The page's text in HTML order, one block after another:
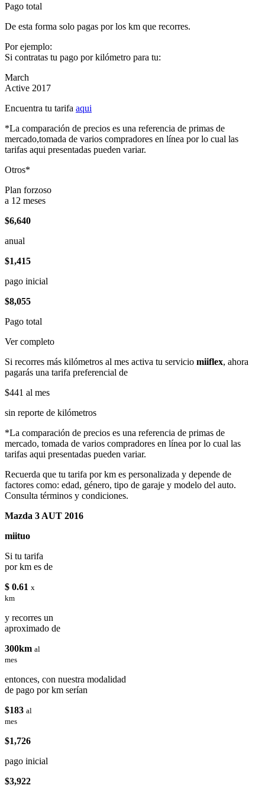
Pago total
De esta forma solo pagas por los km que recorres.
Por ejemplo:
Si contratas tu pago por kilómetro para tu:
March
Active 2017
Encuentra tu tarifa aqui
*La comparación de precios es una referencia de primas de
mercado,tomada de varios compradores en línea por lo cual las
tarifas aqui presentadas pueden variar.
Otros*
Plan forzoso
a 12 meses
$6,640
anual
$1,415
pago inicial
$8,055
Pago total
Ver completo
Si recorres más kilómetros al mes activa tu servicio miiflex, ahora
pagarás una tarifa preferencial de
$441 al mes
sin reporte de kilómetros
*La comparación de precios es una referencia de primas de
mercado, tomada de varios compradores en línea por lo cual las
tarifas aqui presentadas pueden variar.
Recuerda que tu tarifa por km es personalizada y depende de
factores como: edad, género, tipo de garaje y modelo del auto.
Consulta términos y condiciones.
Mazda 3 AUT 2016
miituo
Si tu tarifa
por km es de
$ 0.61 x
km
y recorres un
aproximado de
300km al
mes
entonces, con nuestra modalidad
de pago por km serían
$183 al
mes
$1,726
pago inicial
$3,922